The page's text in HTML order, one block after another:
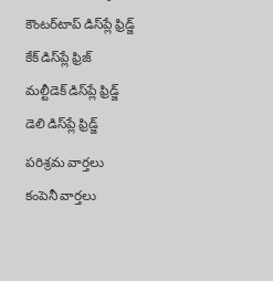
కౌంటర్‌టాప్ డిస్‌ప్లే ఫ్రిడ్జ్
కేక్ డిస్‌ప్లే ఫ్రిజ్
మల్టీడెక్ డిస్‌ప్లే ఫ్రిడ్జ్
డెలి డిస్‌ప్లే ఫ్రిడ్జ్
పరిశ్రమ వార్తలు
కంపెనీ వార్తలు